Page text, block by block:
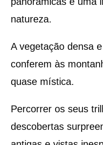
natureza.
A vegetação densa
conferem às
quase mística.
Percorrer os seus
descobertas